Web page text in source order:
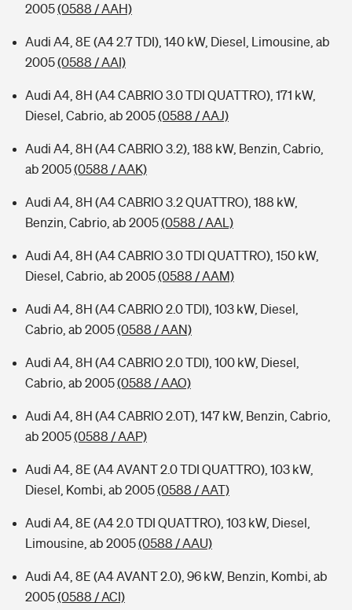
2005(0588 / AAH)
Audi A4, 8E (A4 2.7 TDI), 140 kW, Diesel, Limousine, ab
2005(0588 / AAI)
Audi A4, 8H (A4 CABRIO 3.0 TDI QUATTRO), 171 kW,
Diesel, Cabrio, ab 2005(0588 / AAJ)
Audi A4, 8H (A4 CABRIO 3.2), 188 kW, Benzin, Cabrio,
ab 2005(0588 / AAK)
Audi A4, 8H (A4 CABRIO 3.2 QUATTRO), 188 kW,
Benzin, Cabrio, ab 2005(0588 / AAL)
Audi A4, 8H (A4 CABRIO 3.0 TDI QUATTRO), 150 kW,
Diesel, Cabrio, ab 2005(0588 / AAM)
Audi A4, 8H (A4 CABRIO 2.0 TDI), 103 kW, Diesel,
Cabrio, ab 2005(0588 / AAN)
Audi A4, 8H (A4 CABRIO 2.0 TDI), 100 kW, Diesel,
Cabrio, ab 2005(0588 / AAO)
Audi A4, 8H (A4 CABRIO 2.0T), 147 kW, Benzin, Cabrio,
ab 2005(0588 / AAP)
Audi A4, 8E (A4 AVANT 2.0 TDI QUATTRO), 103 kW,
Diesel, Kombi, ab 2005(0588 / AAT)
Audi A4, 8E (A4 2.0 TDI QUATTRO), 103 kW, Diesel,
Limousine, ab 2005(0588 / AAU)
Audi A4, 8E (A4 AVANT 2.0), 96 kW, Benzin, Kombi, ab
2005(0588 / ACI)